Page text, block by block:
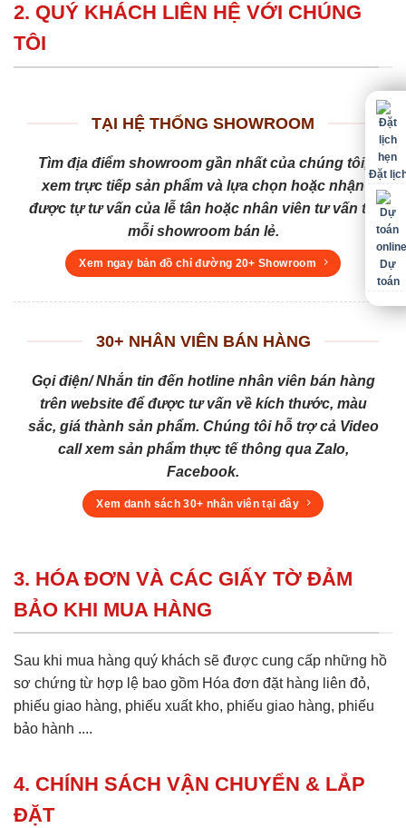
2. QUÝ KHÁCH LIÊN HỆ VỚI CHÚNG
TÔI
TẠI HỆ THỐNG SHOWROOM
Tìm địa điểm showroom gần nhất của chúng tôi,
xem trực tiếp sản phẩm và lựa chọn hoặc nhận
được tự tư vấn của lễ tân hoặc nhân viên tư vấn tại
mỗi showroom bán lẻ.
Xem ngay bản đồ chỉ đường 20+ Showroom
30+ NHÂN VIÊN BÁN HÀNG
Gọi điện/ Nhắn tin đến hotline nhân viên bán hàng
trên website để được tư vấn về kích thước, màu
sắc, giá thành sản phẩm. Chúng tôi hỗ trợ cả Video
call xem sản phẩm thực tế thông qua Zalo,
Facebook.
Xem danh sách 30+ nhân viên tại đây
3. HÓA ĐƠN VÀ CÁC GIẤY TỜ ĐẢM
BẢO KHI MUA HÀNG
Sau khi mua hàng quý khách sẽ được cung cấp những hồ
sơ chứng từ hợp lệ bao gồm Hóa đơn đặt hàng liên đỏ,
phiếu giao hàng, phiếu xuất kho, phiếu giao hàng, phiếu
bảo hành ....
4. CHÍNH SÁCH VẬN CHUYỂN & LẮP
ĐẶT
Đặt
Dự
toán